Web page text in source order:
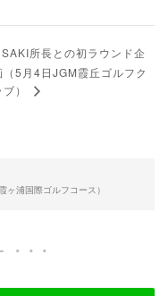
SAKI所長との初ラウンド企
（5月4日JGM霞丘ゴルフク
ブ）
浦国際ゴルフコース）